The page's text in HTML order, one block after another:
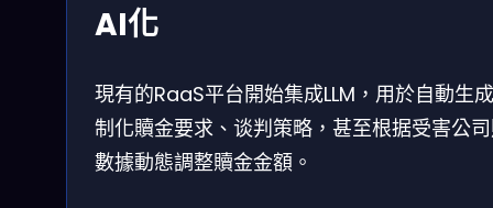
AI化
現有的RaaS平台開始集成LLM，用於自動生
制化贖金要求、谈判策略，甚至根据受害公
數據動態調整贖金金額。